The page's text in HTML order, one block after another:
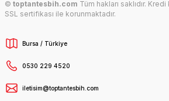
© toptantesbih.com Tüm hakları saklıdır.
SSL sertifikası ile korunmaktadır.
Bursa / Türkiye
0530 229 4520
iletisim@toptantesbih.com